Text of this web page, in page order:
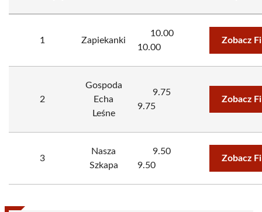
1 Zapiekanki
10.00
10.00
Zobacz
2
Gospoda
Echa
Leśne
9.75
9.75
Zobacz
3
Nasza
Szkapa
9.50
9.50
Zobacz